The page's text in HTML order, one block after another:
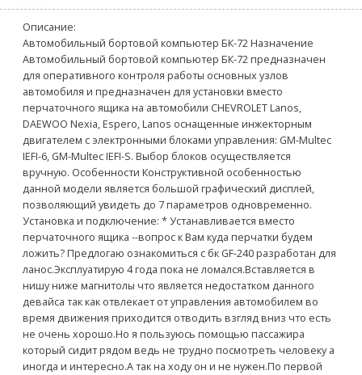
Описание:
Автомобильный бортовой компьютер БК-72 Назначение
Автомобильный бортовой компьютер БК-72 предназначен
для оперативного контроля работы основных узлов
автомобиля и предназначен для установки вместо
перчаточного ящика на автомобили CHEVROLET Lanos,
DAEWOO Nexia, Espero, Lanos оснащенные инжекторным
двигателем с электронными блоками управления: GM-Multec
IEFI-6, GM-Multec IEFI-S. Выбор блоков осуществляется
вручную. Особенности Конструктивной особенностью
данной модели является большой графический дисплей,
позволяющий увидеть до 7 параметров одновременно.
Установка и подключение: * Устанавливается вместо
перчаточного ящика --вопрос к Вам куда перчатки будем
ложить? Предлогаю ознакомиться с бк GF-240 разработан для
ланос.Эксплуатирую 4 года пока не ломался.Вставляется в
нишу ниже магнитолы что является недостатком данного
девайса так как отвлекает от управления автомобилем во
время движения приходится отводить взгляд вниз что есть
не очень хорошо.Но я пользуюсь помощью пассажира
который сидит рядом ведь не трудно посмотреть человеку а
иногда и интересно.А так на ходу он и не нужен.По первой